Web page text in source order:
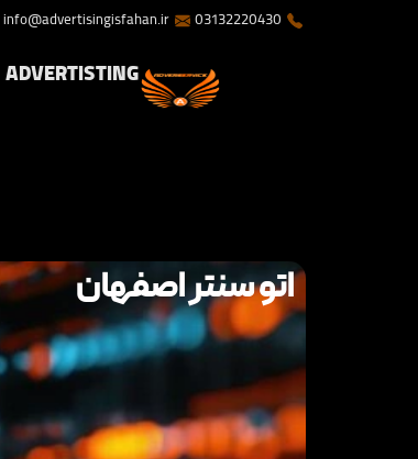
03132220430
info@advertisingisfahan.ir
ADVERTISTING
اتو سنتر اصفهان